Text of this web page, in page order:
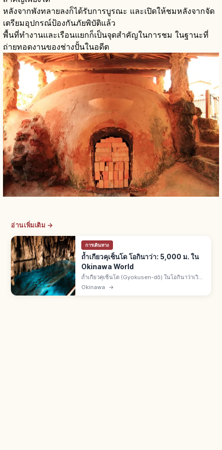
หลังจากพังทลายลงก็ได้รับการบูรณะ และเปิดให้ชมหลังจากจัด
เตรียมอุปกรณ์ป้องกันภัยพิบัติแล้ว
พื้นที่ทำงานและเรือนแยกก็เป็นจุดสำคัญในการชม ในฐานะที่
ถ่ายทอดงานของช่างปั้นในอดีต
อ่านเพิ่มเติม →
การเดินทาง
ถ้ำเกียวคุเซ็นโด โอกินาว่า: 5,000 ม. ใน
Okinawa World
ถ้ำเกียวคุเซ็นโด (Gyokusen-dō) ในโอกินาว่าเวิลด์
เมืองนันโจ จ.โอกินาว่า ยาวรวม 5,000 ม. มีหินงอก
Okinawa →